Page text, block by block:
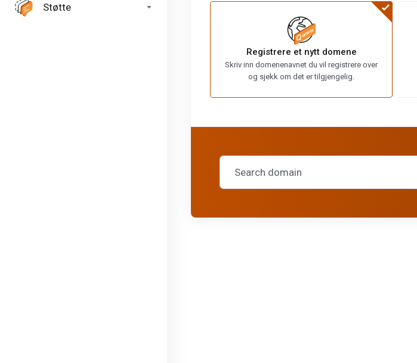
Støtte
Registrere et nytt domene
Skriv inn domenenavnet du vil registrere over
og sjekk om det er tilgjengelig.